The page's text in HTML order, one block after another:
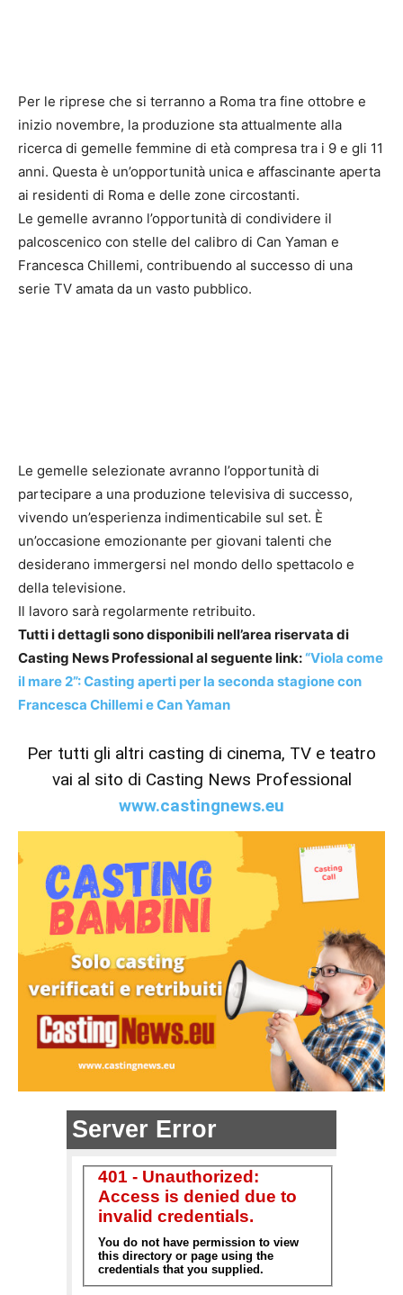
Per le riprese che si terranno a Roma tra fine ottobre e
inizio novembre, la produzione sta attualmente alla
ricerca di gemelle femmine di età compresa tra i 9 e gli 11
anni. Questa è un’opportunità unica e affascinante aperta
ai residenti di Roma e delle zone circostanti.
Le gemelle avranno l’opportunità di condividere il
palcoscenico con stelle del calibro di Can Yaman e
Francesca Chillemi, contribuendo al successo di una
serie TV amata da un vasto pubblico.
Le gemelle selezionate avranno l’opportunità di
partecipare a una produzione televisiva di successo,
vivendo un’esperienza indimenticabile sul set. È
un’occasione emozionante per giovani talenti che
desiderano immergersi nel mondo dello spettacolo e
della televisione.
Il lavoro sarà regolarmente retribuito.
Tutti i dettagli sono disponibili nell’area riservata di
Casting News Professional al seguente link:“Viola come
il mare 2”: Casting aperti per la seconda stagione con
Francesca Chillemi e Can Yaman
Per tutti gli altri casting di cinema, TV e teatro
vai al sito di Casting News Professional
www.castingnews.eu